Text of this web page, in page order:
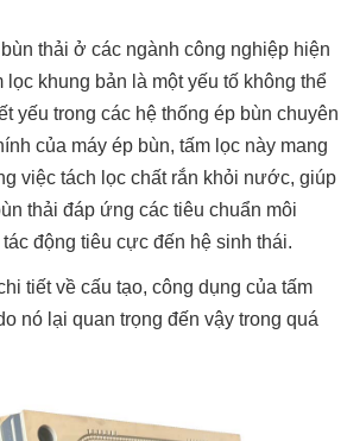
lực chính hãng, giá rẻ
thải ở các ngành công nghiệp hiện
khung bản là một yếu tố không thể
yếu trong các hệ thống ép bùn chuyên
của máy ép bùn, tấm lọc này mang
việc tách lọc chất rắn khỏi nước, giúp
thải đáp ứng các tiêu chuẩn môi
động tiêu cực đến hệ sinh thái.
tiết về cấu tạo, công dụng của tấm
nó lại quan trọng đến vậy trong quá